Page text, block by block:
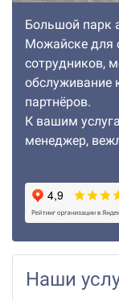
Большой парк
Можайске для
сотрудников,
обслуживание
партнёров.
К вашим
менеджер,
Наши